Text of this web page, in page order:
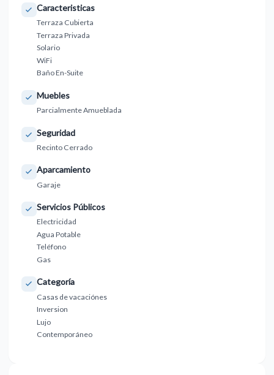
Caracteristicas
Terraza Cubierta
Terraza Privada
Solario
WiFi
Baño En-Suite
Muebles
Parcialmente Amueblada
Seguridad
Recinto Cerrado
Aparcamiento
Garaje
Servicios Públicos
Electricidad
Agua Potable
Teléfono
Gas
Categoría
Casas de vacaciónes
Inversion
Lujo
Contemporáneo